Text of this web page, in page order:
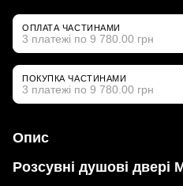
ОПЛАТА ЧАСТИНАМИ
3 платежі по 9 780.00 грн
ПОКУПКА ЧАСТИНАМИ
3 платежі по 9 780.00 грн
Опис
Розсувні душові двері